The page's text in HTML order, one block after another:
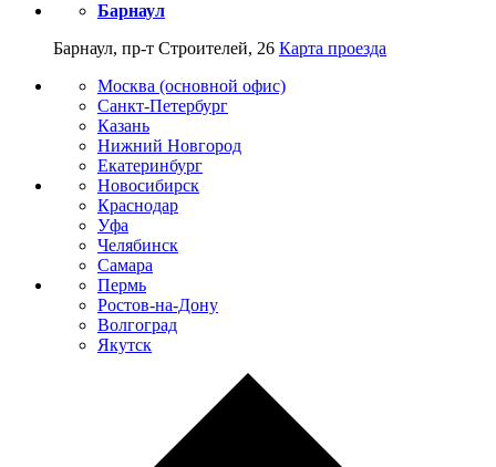
Барнаул
Барнаул, пр-т Строителей, 26 Карта проезда
Москва (основной офис)
Санкт-Петербург
Казань
Нижний Новгород
Екатеринбург
Новосибирск
Краснодар
Уфа
Челябинск
Самара
Пермь
Ростов-на-Дону
Волгоград
Якутск